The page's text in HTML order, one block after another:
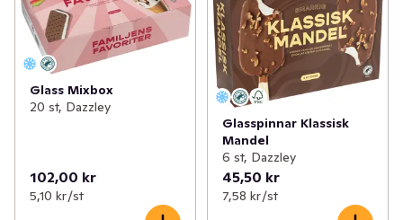
Glass Mixbox
20 st, Dazzley
102,00 kr
5,10 kr /st
Glasspinnar Klassisk
Mandel
6 st, Dazzley
45,50 kr
7,58 kr /st